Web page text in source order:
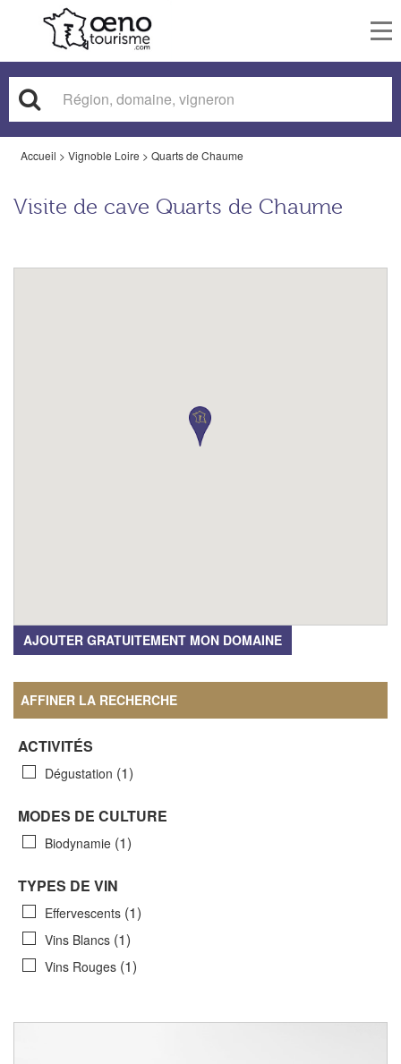
Accueil > Vignoble Loire > Quarts de Chaume
Visite de cave Quarts de Chaume
AJOUTER GRATUITEMENT MON DOMAINE
AFFINER LA RECHERCHE
ACTIVITÉS
Dégustation (1)
MODES DE CULTURE
Biodynamie (1)
TYPES DE VIN
Effervescents (1)
Vins Blancs (1)
Vins Rouges (1)